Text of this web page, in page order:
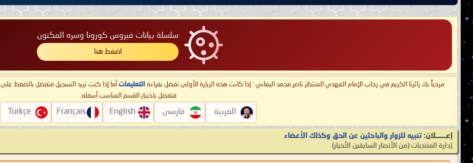
سلسلة بيانات فيروس كورونا وسره المكنون
اضغط هنا
مرحباً بك زائرنا الكريم في رحاب الإمام المهدي المنتظر ناصر محمد اليماني : إذا كانت هذه الزيارة الأولى تفضل بقراءة التعليمات أما إذا كنت تريد التسجيل فتفضل بالضغط على
فتفضل باختيار القسم المناسب أسفله.
العربية فارسی English
Français
Türkçe
إعـــــــلان: تنبيه للزوار والباحثين عن الحق وكذلك الأعضاء
إدارة المنتديات ‏(من الأنصار السابقين الأخيار)